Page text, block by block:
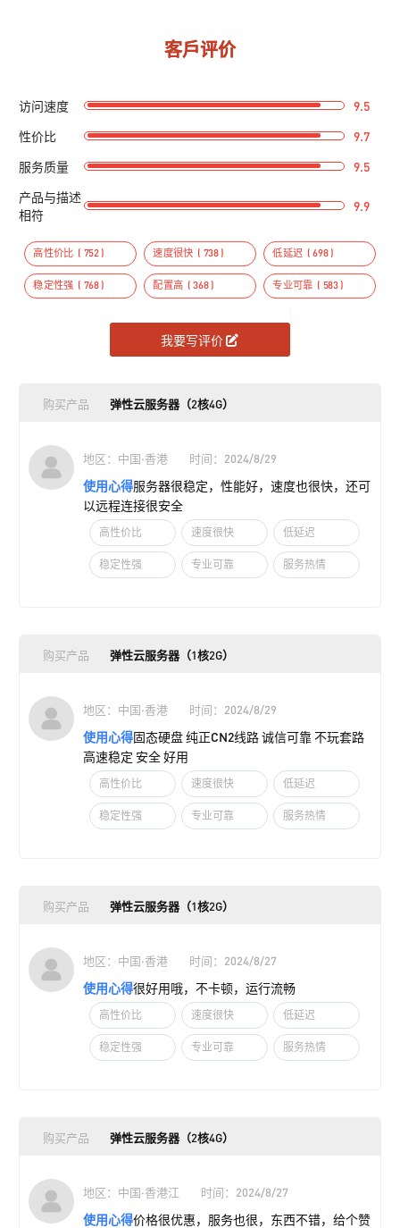
客戶评价
访问速度
9.5
性价比
9.7
服务质量
9.5
产品与描述
相符
9.9
高性价比 ( 752 ) 速度很快 ( 738 ) 低延迟 ( 698 )
稳定性强 ( 768 ) 配置高 ( 368 ) 专业可靠 ( 583 )
我要写评价
购买产品 弹性云服务器（2核4G）
地区：中国·香港 时间：2024/8/29
使用心得服务器很稳定，性能好，速度也很快，还可
以远程连接很安全
高性价比 速度很快 低延迟
稳定性强 专业可靠 服务热情
购买产品 弹性云服务器（1核2G）
地区：中国·香港 时间：2024/8/29
使用心得固态硬盘 纯正CN2线路 诚信可靠 不玩套路
高速稳定 安全 好用
高性价比 速度很快 低延迟
稳定性强 专业可靠 服务热情
购买产品 弹性云服务器（1核2G）
地区：中国·香港 时间：2024/8/27
使用心得很好用哦，不卡顿，运行流畅
高性价比 速度很快 低延迟
稳定性强 专业可靠 服务热情
购买产品 弹性云服务器（2核4G）
地区：中国·香港江 时间：2024/8/27
使用心得价格很优惠，服务也很，东西不错，给个赞